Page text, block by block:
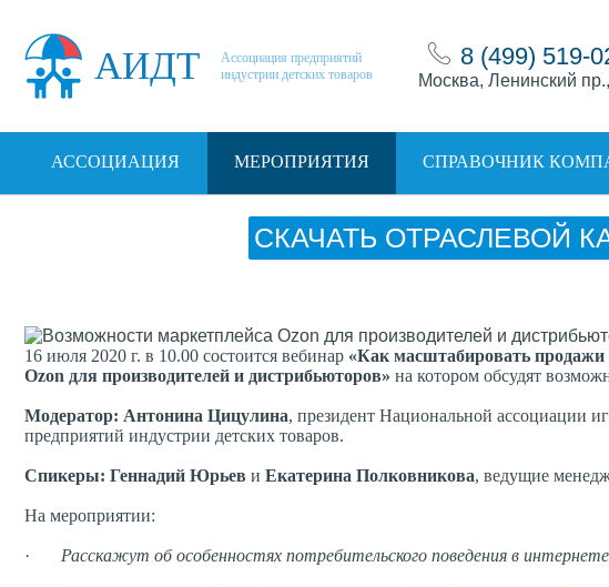
АИДТ
Ассоциация предприятий
индустрии детских товаров
8 (499) 519-
Москва, Ленинский
АССОЦИАЦИЯ МЕРОПРИЯТИЯ СПРАВОЧНИК
СКАЧАТЬ ОТРАСЛЕВОЙ
16 июля 2020 г. в 10.00 состоится вебинар «Как масштабировать продажи
Ozon для производителей и дистрибьюторов» на котором обсудят
Модератор: Антонина Цицулина, президент Национальной ассоциации
предприятий индустрии детских товаров.
Спикеры: Геннадий Юрьев и Екатерина Полковникова, ведущие
На мероприятии:
· Расскажут об особенностях потребительского поведения в